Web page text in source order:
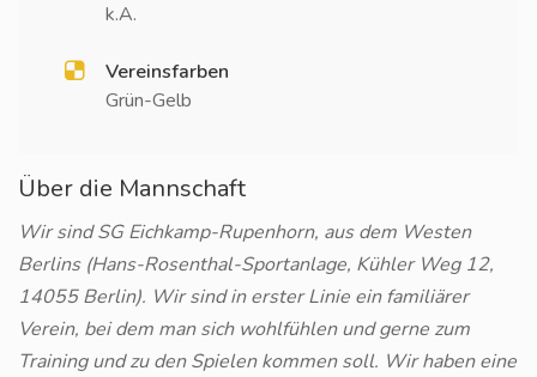
k.A.
Vereinsfarben
Grün-Gelb
Über die Mannschaft
Wir sind SG Eichkamp-Rupenhorn, aus dem Westen
Berlins (Hans-Rosenthal-Sportanlage, Kühler Weg 12,
14055 Berlin). Wir sind in erster Linie ein familiärer
Verein, bei dem man sich wohlfühlen und gerne zum
Training und zu den Spielen kommen soll. Wir haben eine